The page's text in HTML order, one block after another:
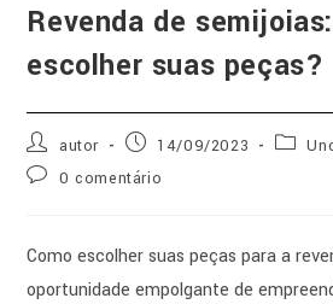
Revenda de
escolher suas peças?
autor 14/09/2023
0 comentário
Como escolher suas peças para a
oportunidade empolgante de